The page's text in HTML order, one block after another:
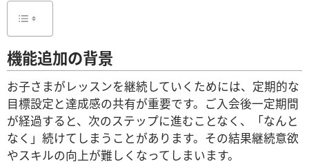
機能追加の背景
お子さまがレッスンを継続していくためには、定期的な
目標設定と達成感の共有が重要です。ご入会後一定期間
が経過すると、次のステップに進むことなく、「なんと
なく」続けてしまうことがあります。その結果継続意欲
やスキルの向上が難しくなってしまいます。